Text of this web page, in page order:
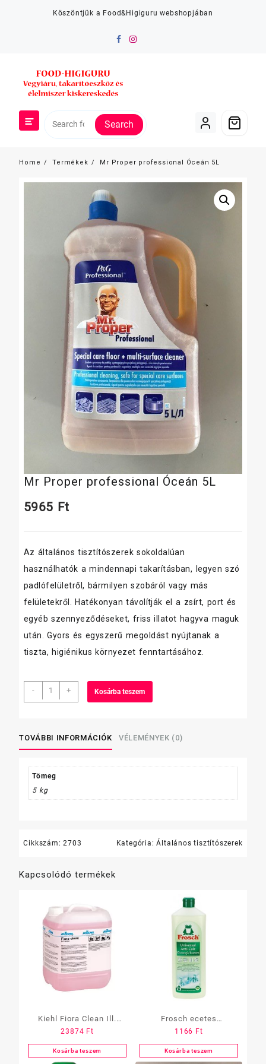
Köszöntjük a Food&Higiguru webshopjában
Search
Home Termékek Mr Proper professional Óceán 5L
Mr Proper professional Óceán 5L
5965 Ft
Az általános tisztítószerek sokoldalúan
használhatók a mindennapi takarításban, legyen szó
padlófelületről, bármilyen szobáról vagy más
felületekről. Hatékonyan távolítják el a zsírt, port és
egyéb szennyeződéseket, friss illatot hagyva maguk
után. Gyors és egyszerű megoldást nyújtanak a
tiszta, higiénikus környezet fenntartásához.
-
Mr
Proper
5L
mennyiség
+ Kosárba teszem
TOVÁBBI INFORMÁCIÓK VÉLEMÉNYEK (0)
Tömeg
5 kg
Cikkszám:2703 Kategória:Általános tisztítószerek
Kapcsolódó termékek
Kiehl Fiora Clean Ill.
Tisztítószer 10L
23874 Ft
Kosárba teszem
Frosch ecetes
tisztítószer 1 L
1166 Ft
Kosárba teszem